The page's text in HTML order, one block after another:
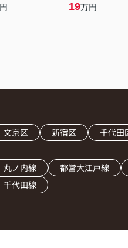
19万円
文京区 新宿区 千代田
丸ノ内線 都営大江戸線
千代田線